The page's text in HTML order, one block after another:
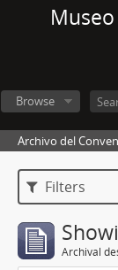
Browse
Archivo del
Filters
Archival